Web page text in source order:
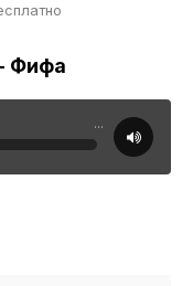
Фифа
...